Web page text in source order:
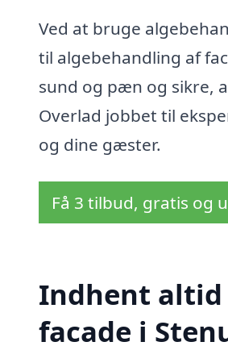
Ved at bruge
til algebehandling af
sund og pæn og sikre,
Overlad jobbet til
og dine gæster.
Få 3 tilbud, gratis og
Indhent altid
facade i